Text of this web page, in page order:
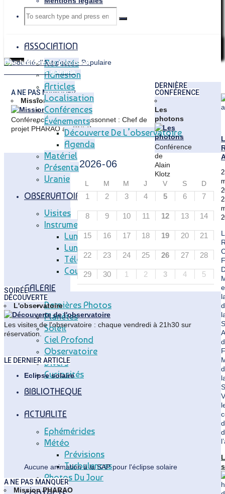
Search
Search
Search
ASSOCIATION
Activités
Adhésion
Articles
Localisation
Conférences
Événements
Découverte De L’observatoire
Agenda
Matériel
Présentation
Uranie
OBSERVATOIRE
Visites
Instruments
Lunette Méridienne
Lunette Carte Du Ciel
Télescope T83
Coupole Vitry
GALERIE
Dernières Photos
Planètes
Soleil
Ciel Profond
Observatoire
Divers
Curiosités
BIBLIOTHEQUE
ACTUALITE
Ephémérides
Météo
Prévisions
Turbulences
Photos Du Jour
Articles
Une histoire de précision
Les sursauts gamma
A NE PAS MANQUER
Mission PHARAO
Conférence de Didier Massonnet : Chef de
projet PHARAO au CNES
L M M J V S D
1 2 3 4 5 6 7
8 9 10 11 12 13 14
15 16 17 18 19 20 21
22 23 24 25 26 27 28
29 30 1 2 3 4 5
DERNIÈRE
CONFÉRENCE
Les
photons
Conférence
de
Alain
Klotz
Astrophysicien
à
l'IRAP
et
de
SOIRÉE
DÉCOUVERTE
L'observatoire
Les visites de l'observatoire : chaque vendredi à 21h30 sur
réservation.
LE DERNIER ARTICLE
Eclipse solaire
Aucune animation à la SAP pour l'éclipse solaire
A NE PAS MANQUER
Mission PHARAO